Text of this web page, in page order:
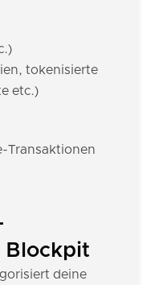
tokenisierte
etc.)
Transaktionen
Blockpit
deine